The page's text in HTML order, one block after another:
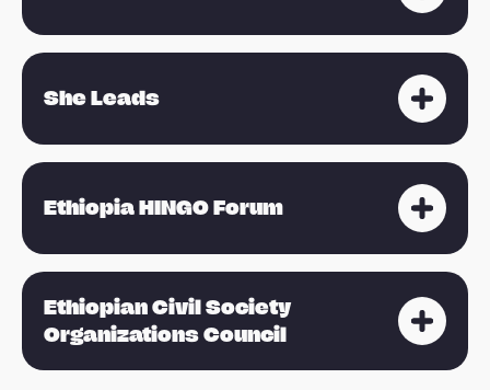
She Leads
Ethiopia HINGO Forum
Ethiopian Civil Society
Organizations Council